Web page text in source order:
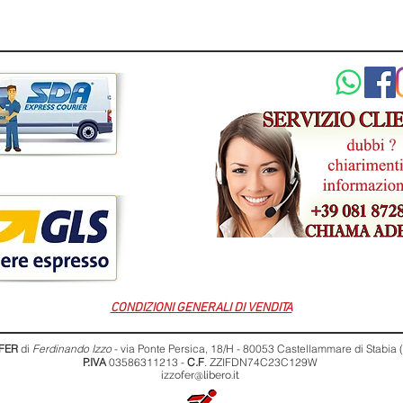
CONDIZIONI GENERALI DI VENDITA
di Ferdinando Izzo - via Ponte Persica, 18/H - 80053 Castellammare di Stabia
P.IVA03586311213 - C.F. ZZIFDN74C23C129W
izzofer@libero.it